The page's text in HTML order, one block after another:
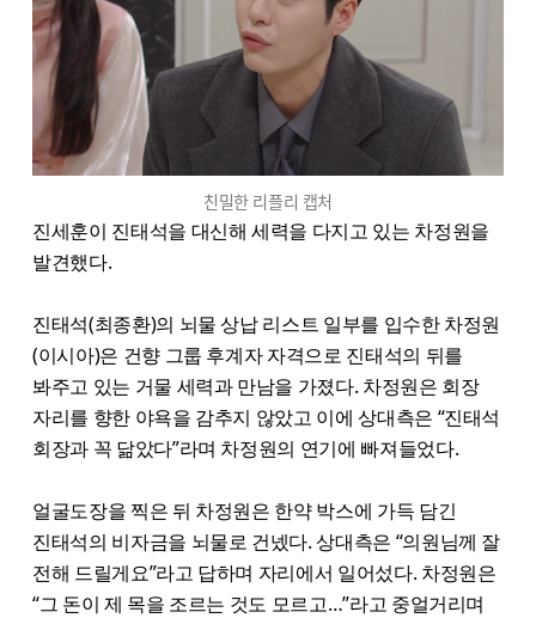
친밀한 리플리 캡처
진세훈이 진태석을 대신해 세력을 다지고 있는 차정원을
발견했다.
진태석(최종환)의 뇌물 상납 리스트 일부를 입수한 차정원
(이시아)은 건향 그룹 후계자 자격으로 진태석의 뒤를
봐주고 있는 거물 세력과 만남을 가졌다. 차정원은 회장
자리를 향한 야욕을 감추지 않았고 이에 상대측은 “진태석
회장과 꼭 닮았다”라며 차정원의 연기에 빠져들었다.
얼굴도장을 찍은 뒤 차정원은 한약 박스에 가득 담긴
진태석의 비자금을 뇌물로 건넸다. 상대측은 “의원님께 잘
전해 드릴게요”라고 답하며 자리에서 일어섰다. 차정원은
“그 돈이 제 목을 조르는 것도 모르고…”라고 중얼거리며